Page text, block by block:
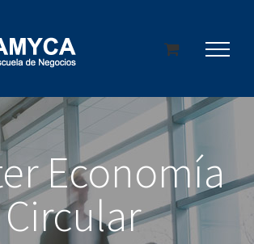
Economía
Circular